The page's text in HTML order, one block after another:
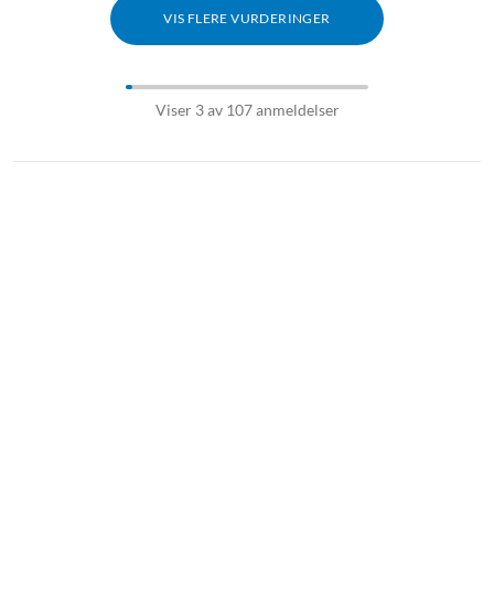
VIS FLERE VURDERINGER
Viser 3 av 107 anmeldelser